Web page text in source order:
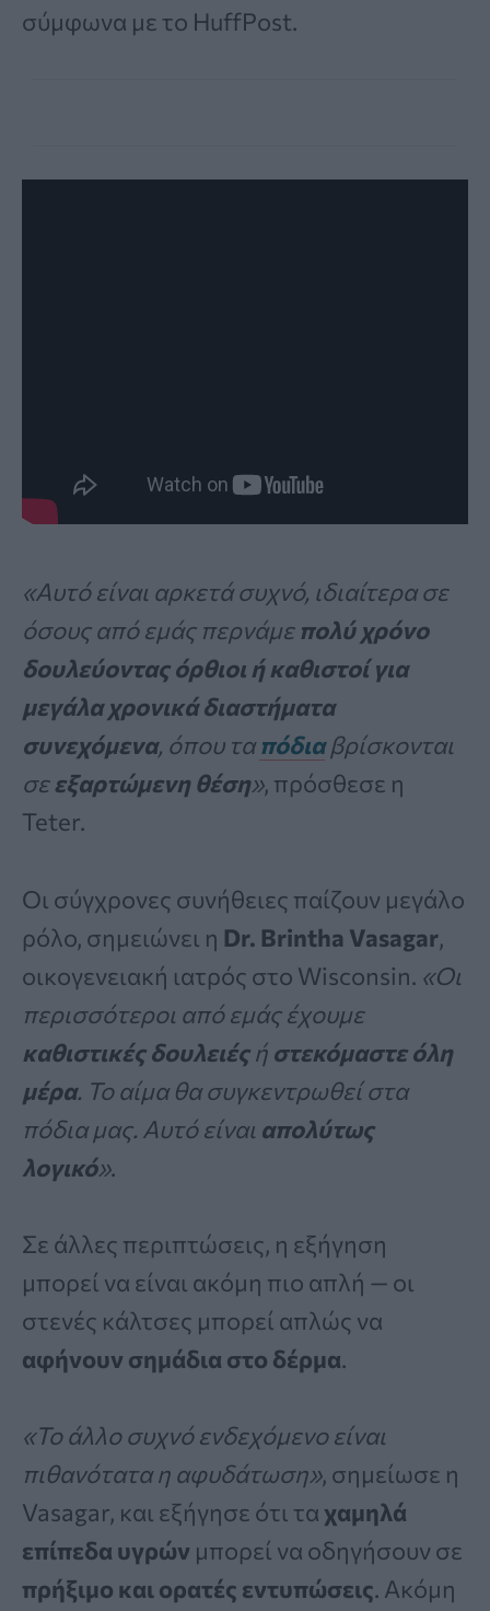
σύμφωνα με το HuffPost.
«Αυτό είναι αρκετά συχνό, ιδιαίτερα σε
όσους από εμάς περνάμεπολύ χρόνο
δουλεύοντας όρθιοι ή καθιστοί για
μεγάλα χρονικά διαστήματα
συνεχόμενα, όπου ταπόδιαβρίσκονται
σεεξαρτώμενη θέση», πρόσθεσε η
Teter.
Οι σύγχρονες συνήθειες παίζουν μεγάλο
ρόλο, σημειώνει η Dr. Brintha Vasagar,
οικογενειακή ιατρός στο Wisconsin. «Οι
περισσότεροι από εμάς έχουμε
καθιστικές δουλειέςή στεκόμαστε όλη
μέρα. Το αίμα θα συγκεντρωθεί στα
πόδια μας. Αυτό είναι απολύτως
λογικό».
Σε άλλες περιπτώσεις, η εξήγηση
μπορεί να είναι ακόμη πιο απλή — οι
στενές κάλτσες μπορεί απλώς να
αφήνουν σημάδια στο δέρμα.
«Το άλλο συχνό ενδεχόμενο είναι
πιθανότατα η αφυδάτωση», σημείωσε η
Vasagar, και εξήγησε ότι τα χαμηλά
επίπεδα υγρών μπορεί να οδηγήσουν σε
πρήξιμο και ορατές εντυπώσεις. Ακόμη